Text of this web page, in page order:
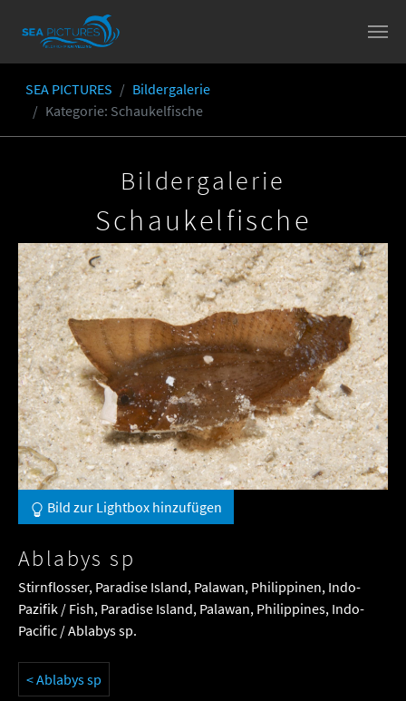
Skip to main content
You are here:
SEA PICTURES
Bildergalerie
Kategorie: Schaukelfische
Bildergalerie
Schaukelfische
Bild zur Lightbox hinzufügen
Ablabys sp
Stirnflosser, Paradise Island, Palawan, Philippinen, Indo-
Pazifik / Fish, Paradise Island, Palawan, Philippines, Indo-
Pacific / Ablabys sp.
< Ablabys sp